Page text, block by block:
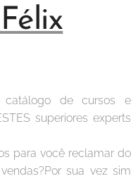
de cursos e
superiores experts
para você reclamar do
sua vez sim